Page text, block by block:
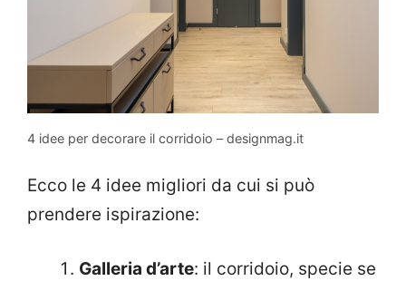
4 idee per decorare il corridoio – designmag.it
Ecco le 4 idee migliori da cui si può
prendere ispirazione:
Galleria d’arte: il corridoio, specie se